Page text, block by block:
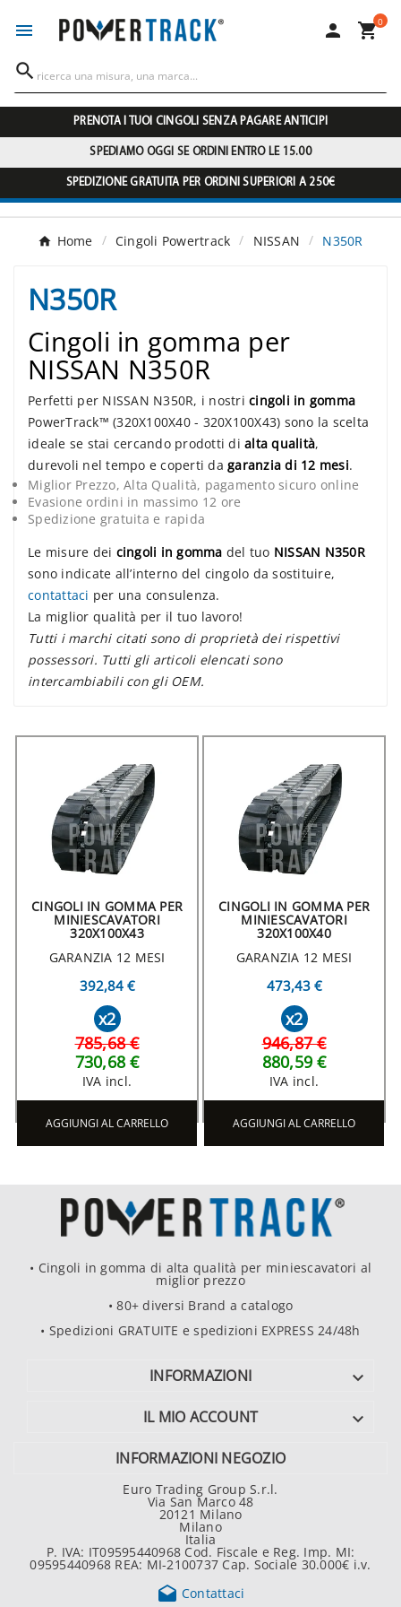
  0

PRENOTA I TUOI CINGOLI SENZA PAGARE ANTICIPI
SPEDIAMO OGGI SE ORDINI ENTRO LE 15.00
SPEDIZIONE GRATUITA PER ORDINI SUPERIORI A 250€
Home Cingoli Powertrack NISSAN N350R
N350R
Cingoli in gomma per
NISSAN N350R
Perfetti per NISSAN N350R, i nostri cingoli in gomma
PowerTrack™ (320X100X40 - 320X100X43) sono la scelta
ideale se stai cercando prodotti di alta qualità,
durevoli nel tempo e coperti da garanzia di 12 mesi.
Miglior Prezzo, Alta Qualità, pagamento sicuro online
Evasione ordini in massimo 12 ore
Spedizione gratuita e rapida
Le misure dei cingoli in gomma del tuo NISSAN N350R
sono indicate all’interno del cingolo da sostituire,
contattaci per una consulenza.
La miglior qualità per il tuo lavoro!
Tutti i marchi citati sono di proprietà dei rispettivi
possessori. Tutti gli articoli elencati sono
intercambiabili con gli OEM.
CINGOLI IN GOMMA PER
MINIESCAVATORI
320X100X43
GARANZIA 12 MESI
392,84 €
x2
785,68 €
730,68 €
IVA incl.
AGGIUNGI AL CARRELLO
CINGOLI IN GOMMA PER
MINIESCAVATORI
320X100X40
GARANZIA 12 MESI
473,43 €
x2
946,87 €
880,59 €
IVA incl.
AGGIUNGI AL CARRELLO
• Cingoli in gomma di alta qualità per miniescavatori al
miglior prezzo
• 80+ diversi Brand a catalogo
• Spedizioni GRATUITE e spedizioni EXPRESS 24/48h
INFORMAZIONI 
IL MIO ACCOUNT 
INFORMAZIONI NEGOZIO
Euro Trading Group S.r.l.
Via San Marco 48
20121 Milano
Milano
Italia
P. IVA: IT09595440968 Cod. Fiscale e Reg. Imp. MI:
09595440968 REA: MI-2100737 Cap. Sociale 30.000€ i.v.
 Contattaci